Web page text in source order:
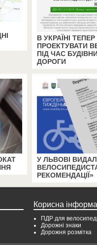
В УКРАЇНІ
ПРОЕКТУВАТИ
ПІД ЧАС
ДОРОГИ
У ЛЬВОВІ
РЕКОМЕНДАЦІЇ»
Корисна
ПДР для
Дорожні знаки
Дорожня розмітка